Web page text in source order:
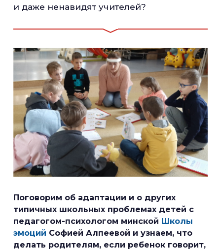
и даже ненавидят учителей?
Поговорим об адаптации и о других
типичных школьных проблемах детей с
педагогом-психологом минской Школы
эмоций Софией Алпеевой и узнаем, что
делать родителям, если ребенок говорит,